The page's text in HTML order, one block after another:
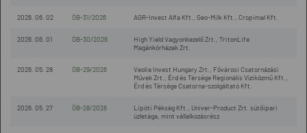
2026. 06. 02 ÖB-31/2026 AGR-Invest Alfa Kft., Geo-Milk Kft., Cropimal Kft.
2026. 06. 01 ÖB-30/2026
High Yield Vagyonkezelő Zrt., TritonLife
Magánkórházak Zrt.
2026. 05. 28 ÖB-29/2026
Veolia Invest Hungary Zrt., Fővárosi Csatornázási
Művek Zrt., Érd és Térsége Regionális Víziközmű Kft.,
Érd és Térsége Csatorna-szolgáltató Kft.
2026. 05. 27 ÖB-28/2026
Lipóti Pékség Kft., Univer-Product Zrt. sütőipari
üzletága, mint vállalkozásrész